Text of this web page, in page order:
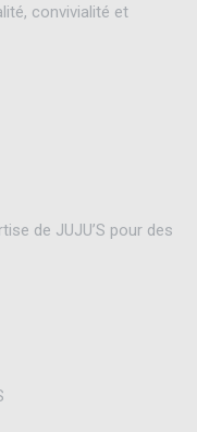
convivialité et
de JUJU’S pour des